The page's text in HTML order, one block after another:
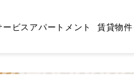
ービスアパートメント 賃貸物件